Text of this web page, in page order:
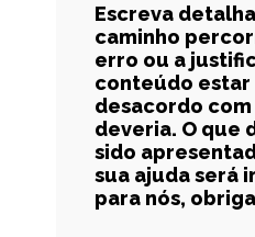
Escreva
caminho
erro ou a
conteúdo estar
desacordo com
deveria. O que
sido
sua ajuda será
para nós,